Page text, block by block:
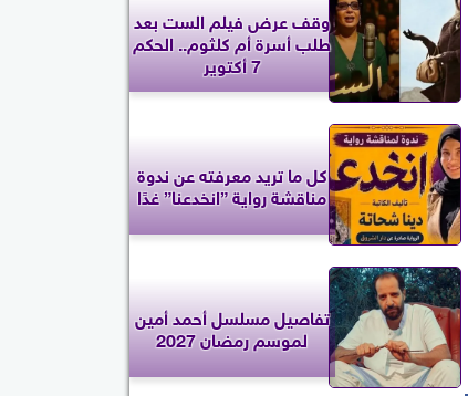
وقف عرض فيلم الست بعد
طلب أسرة أم كلثوم.. الحكم
7 أكتوير
كل ما تريد معرفته عن ندوة
مناقشة رواية ”انخدعنا” غدًا
تفاصيل مسلسل أحمد أمين
لموسم رمضان 2027